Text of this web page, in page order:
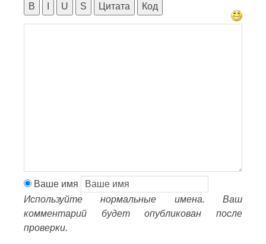
B U S Цитата Код
Ваше имя
Используйте нормальные имена. Ваш
комментарий будет опубликован после
проверки.